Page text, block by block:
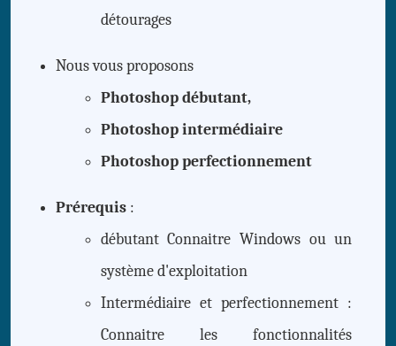
détourages
Nous vous proposons
Photoshop débutant,
Photoshop intermédiaire
Photoshop perfectionnement
Prérequis:
débutant Connaitre Windows ou un
système d'exploitation
Intermédiaire et perfectionnement :
Connaitre les fonctionnalités